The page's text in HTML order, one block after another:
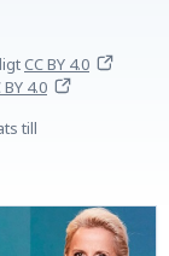
CC BY 4.0
BY 4.0
till